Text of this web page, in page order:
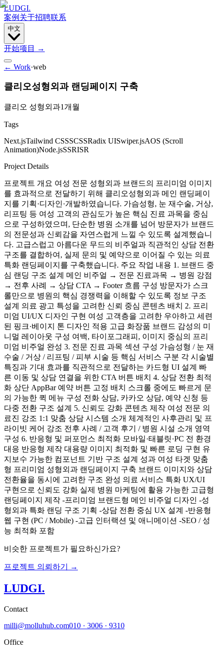
LUDGI.
案例 关于招聘联系
中文
开始项目 →
← Work·web
클리오성형외과 랜딩페이지 구축
클리오 성형외과1개월
Tags
Next.jsTailwind CSSSCSSRadix UISwiper.jsAOS (Scroll
Animation)Node.jsSSRISR
Project Details
프로젝트 개요 여성 전문 성형외과 브랜드의 프리미엄 이미지
를 효과적으로 전달하기 위해 클리오성형외과 메인 랜딩페이
지를 기획·디자인·개발하였습니다. 가슴성형, 눈 재수술, 거상,
리프팅 등 여성 고객의 관심도가 높은 핵심 진료 과목을 중심
으로 구성하였으며, 단순한 병원 소개를 넘어 방문자가 브랜드
의 전문성과 신뢰감을 자연스럽게 느낄 수 있도록 설계했습니
다. 고급스럽고 아름다운 무드의 비주얼과 직관적인 상담 전환
구조를 결합하여, 실제 문의 및 예약으로 이어질 수 있는 의료
특화 랜딩페이지를 구축했습니다. 주요 작업 내용 1. 브랜드 중
심 랜딩 구조 설계 메인 비주얼 → 전문 진료과목 → 병원 강점
→ 전후 사례 → 상담 CTA → Footer 흐름 구성 방문자가 스크
롤만으로 병원의 핵심 경쟁력을 이해할 수 있도록 정보 구조
설계 의료 광고 특성을 고려한 신뢰 중심 콘텐츠 배치 2. 프리
미엄 UI/UX 디자인 구현 여성 고객층을 고려한 우아하고 세련
된 핑크·베이지 톤 디자인 적용 고급 화장품 브랜드 감성의 미
니멀 레이아웃 구성 여백, 타이포그래피, 이미지 중심의 프리
미엄 비주얼 완성 3. 전문 진료 과목 섹션 구성 가슴성형 / 눈 재
수술 / 거상 / 리프팅 / 피부 시술 등 핵심 서비스 구분 각 시술별
특징과 기대 효과를 직관적으로 전달하는 카드형 UI 설계 빠
른 이동 및 상담 연결을 위한 CTA 버튼 배치 4. 상담 전환 최적
화 상단 AppBar 예약 버튼 고정 배치 스크롤 중에도 빠르게 문
의 가능한 퀵 메뉴 구성 전화 상담, 카카오 상담, 예약 신청 등
다중 전환 구조 설계 5. 신뢰도 강화 콘텐츠 제작 여성 전문 의
료진 강조 1:1 맞춤 상담 시스템 소개 체계적인 사후관리 및 프
라이빗 케어 강조 전후 사례 / 고객 후기 / 병원 시설 소개 영역
구성 6. 반응형 및 퍼포먼스 최적화 모바일·태블릿·PC 전 환경
대응 반응형 제작 대용량 이미지 최적화 및 빠른 로딩 구현 유
지보수 가능한 컴포넌트 기반 구조 설계 성과 여성 타겟 맞춤
형 프리미엄 성형외과 랜딩페이지 구축 브랜드 이미지와 상담
전환율을 동시에 고려한 구조 완성 의료 서비스 특화 UX/UI
구현으로 신뢰도 강화 실제 병원 마케팅에 활용 가능한 고급형
랜딩페이지 제작 -프리미엄 브랜드형 메인 비주얼 디자인 -성
형외과 특화 랜딩 구조 기획 -상담 전환 중심 UX 설계 -반응형
웹 구현 (PC / Mobile) -고급 인터랙션 및 애니메이션 -SEO / 성
능 최적화 포함
비슷한 프로젝트가 필요하신가요?
프로젝트 의뢰하기 →
LUDGI.
Contact
milli@molluhub.com010 · 3006 · 9310
Office